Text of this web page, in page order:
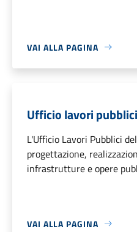
VAI ALLA PAGINA
Ufficio lavori pubblici
L'Ufficio Lavori Pubblici
progettazione,
infrastrutture e opere
VAI ALLA PAGINA